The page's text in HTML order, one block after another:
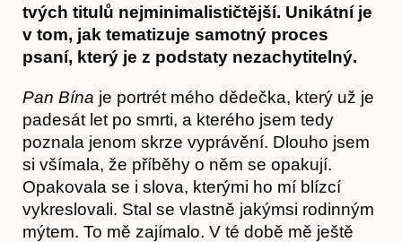
tvých titulů nejminimalističtější. Unikátní je
v tom, jak tematizuje samotný proces
psaní, který je z podstaty nezachytitelný.
Pan Bína je portrét mého dědečka, který už je
padesát let po smrti, a kterého jsem tedy
poznala jenom skrze vyprávění. Dlouho jsem
si všímala, že příběhy o něm se opakují.
Opakovala se i slova, kterými ho mí blízcí
vykreslovali. Stal se vlastně jakýmsi rodinným
mýtem. To mě zajímalo. V té době mě ještě